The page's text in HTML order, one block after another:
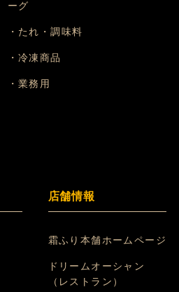
ーグ
・たれ・調味料
・冷凍商品
・業務用
店舗情報
霜ふり本舗ホームページ
ドリームオーシャン
（レストラン）